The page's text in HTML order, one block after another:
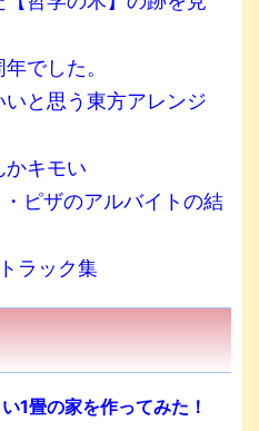
でした。
いと思う東方アレンジ
かキモい
ピザのアルバイトの結
ラック集
1畳の家を作ってみた！